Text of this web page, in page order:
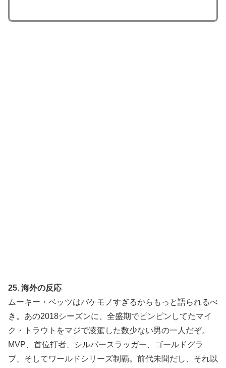
25. 海外の反応
ムーキー・ベッツはバケモノすぎるからもっと語られるべ
き。あの2018シーズンに、全盛期でピンピンしてたマイ
ク・トラウトをマジで凌駕した数少ない男の一人だぞ。
MVP、首位打者、シルバースラッガー、ゴールドグラ
ブ、そしてワールドシリーズ制覇。前代未聞だし、それ以